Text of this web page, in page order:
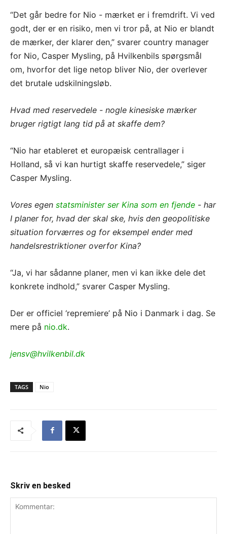
“Det går bedre for Nio - mærket er i fremdrift. Vi ved
godt, der er en risiko, men vi tror på, at Nio er blandt
de mærker, der klarer den,” svarer country manager
for Nio, Casper Mysling, på Hvilkenbils spørgsmål
om, hvorfor det lige netop bliver Nio, der overlever
det brutale udskilningsløb.
Hvad med reservedele - nogle kinesiske mærker
bruger rigtigt lang tid på at skaffe dem?
“Nio har etableret et europæisk centrallager i
Holland, så vi kan hurtigt skaffe reservedele,” siger
Casper Mysling.
Vores egen statsminister ser Kina som en fjende - har
I planer for, hvad der skal ske, hvis den geopolitiske
situation forværres og for eksempel ender med
handelsrestriktioner overfor Kina?
“Ja, vi har sådanne planer, men vi kan ikke dele det
konkrete indhold,” svarer Casper Mysling.
Der er officiel ‘repremiere’ på Nio i Danmark i dag. Se
mere på nio.dk.
jensv@hvilkenbil.dk
TAGS Nio
Skriv en besked